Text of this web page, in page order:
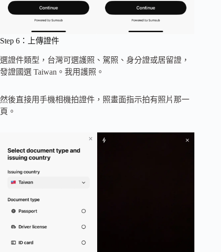
Step 6：上傳證件
選證件類型，台灣可選護照、駕照、身分證或居留證，
發證國選 Taiwan。我用護照。
然後直接用手機相機拍證件，照畫面指示拍有照片那一
頁。